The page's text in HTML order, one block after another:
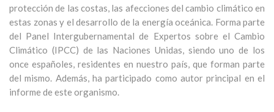
protección de las costas, las afecciones del cambio climático en
estas zonas y el desarrollo de la energía oceánica. Forma parte
del Panel Intergubernamental de Expertos sobre el Cambio
Climático (IPCC) de las Naciones Unidas, siendo uno de los
once españoles, residentes en nuestro país, que forman parte
del mismo. Además, ha participado como autor principal en el
informe de este organismo.